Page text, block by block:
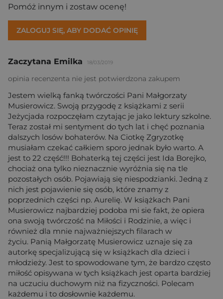
Pomóż innym i zostaw ocenę!
ZALOGUJ SIĘ, ABY DODAĆ OPINIĘ
Zaczytana Emilka 18/03/2019
opinia recenzenta nie jest potwierdzona zakupem
Jestem wielką fanką twórczości Pani Małgorzaty
Musierowicz. Swoją przygodę z książkami z serii
Jeżycjada rozpoczęłam czytając je jako lektury szkolne.
Teraz został mi sentyment do tych lat i chęć poznania
dalszych losów bohaterów. Na Ciotkę Zgryzotkę
musiałam czekać całkiem sporo jednak było warto. A
jest to 22 część!!! Bohaterką tej części jest Ida Borejko,
chociaż ona tylko nieznacznie wyróżnia się na tle
pozostałych osób. Pojawiają się niespodzianki. Jedną z
nich jest pojawienie się osób, które znamy z
poprzednich części np. Aurelię. W książkach Pani
Musierowicz najbardziej podoba mi sie fakt, że opiera
ona swoją twórczość na Miłości i Rodzinie, a więc i
również dla mnie najważniejszych filarach w
życiu. Panią Małgorzatę Musierowicz uznaje się za
autorkę specjalizującą się w książkach dla dzieci i
młodzieży. Jest to spowodowane tym, że bardzo często
miłość opisywana w tych książkach jest oparta bardziej
na uczuciu duchowym niż na fizyczności. Polecam
każdemu i to dosłownie każdemu.